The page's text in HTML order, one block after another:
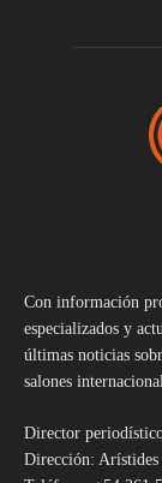
Con información
especializados y
últimas noticias
salones
Director
Dirección: